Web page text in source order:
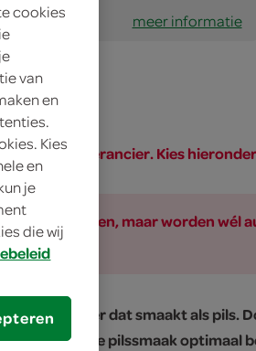
meer informatie
of de leverancier. Kies
de producten, maar worden wél
bier dat smaakt als pils.
blijft de pilssmaak optimaal
cookies
van
en
Kies
en
je
die wij